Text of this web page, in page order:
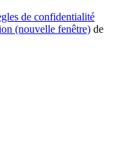
de confidentialité
(nouvelle fenêtre) de